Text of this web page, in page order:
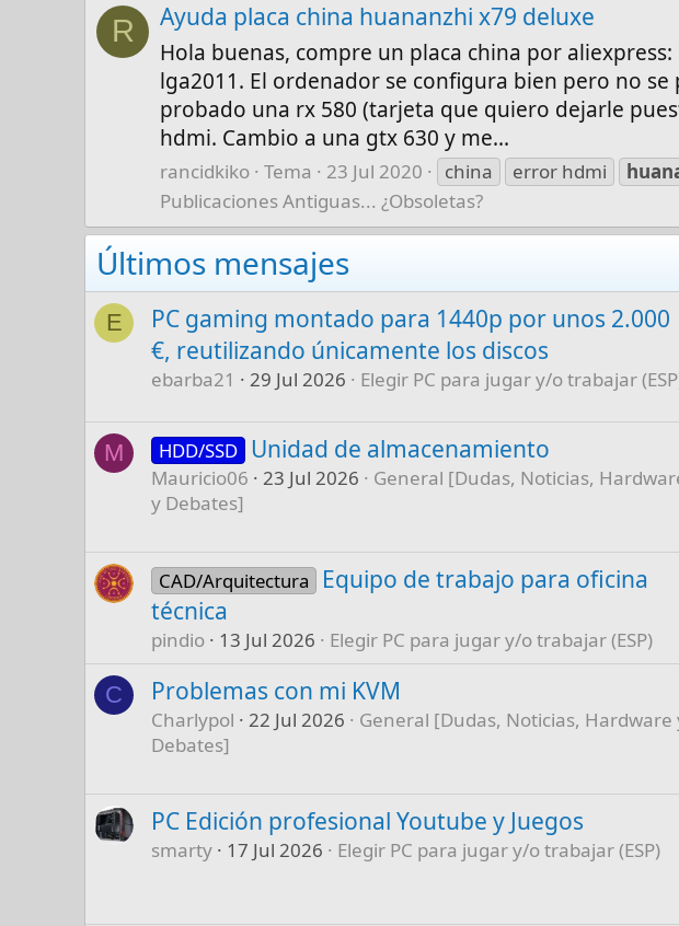
R Ayuda placa china huananzhi x79 deluxe
Hola buenas, compre un placa china por
lga2011. El ordenador se configura bien pero no
probado una rx 580 (tarjeta que quiero dejarle
hdmi. Cambio a una gtx 630 y me...
rancidkiko Tema 23 Jul 2020 china error hdmi
Publicaciones Antiguas... ¿Obsoletas?
Últimos mensajes
E
PC gaming montado para 1440p por unos 2.000
€, reutilizando únicamente los discos
ebarba21 29 Jul 2026 Elegir PC para jugar y/o trabajar
M HDD/SSD Unidad de almacenamiento
Mauricio06 23 Jul 2026
General [Dudas, Noticias,
y Debates]
CAD/Arquitectura
Equipo de trabajo para oficina
técnica
pindio 13 Jul 2026 Elegir PC para jugar y/o trabajar (ESP)
C Problemas con mi KVM
Charlypol 22 Jul 2026
General [Dudas, Noticias, Hardware
Debates]
PC Edición profesional Youtube y Juegos
smarty 17 Jul 2026 Elegir PC para jugar y/o trabajar (ESP)